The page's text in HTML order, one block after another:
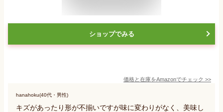
ショップでみる
価格と在庫をAmazonでチェック >>
hanahoku(40代・男性)
キズがあったり形が不揃いですが味に変わりがなく、美味し